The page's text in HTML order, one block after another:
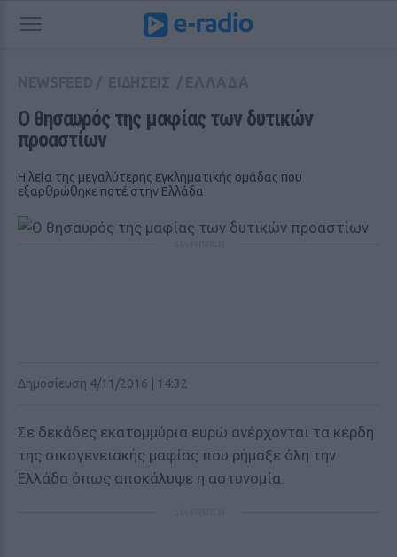
Ο θησαυρός της μαφίας των δυτικών
προαστίων
Η λεία της μεγαλύτερης εγκληματικής ομάδας που
εξαρθρώθηκε ποτέ στην Ελλάδα
Δημοσίευση 4/11/2016 | 14:32
Σε δεκάδες εκατομμύρια ευρώ ανέρχονται τα κέρδη
της οικογενειακής μαφίας που ρήμαξε όλη την
Ελλάδα όπως αποκάλυψε η αστυνομία.